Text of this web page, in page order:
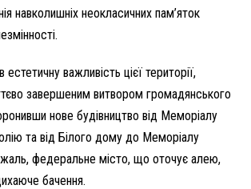
навколишніх неокласичних пам’яток
важливість цієї території,
завершеним витвором громадянського
нове будівництво від Меморіалу
та від Білого дому до Меморіалу
федеральне місто, що оточує алею,
бачення.